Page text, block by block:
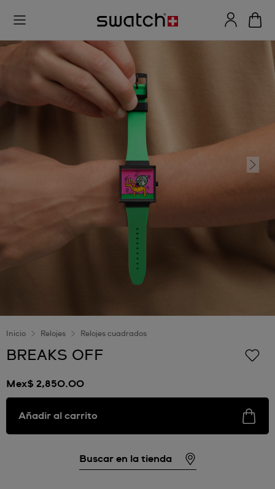
Inicio Relojes Relojes cuadrados
BREAKS OFF
Mex$ 2,850.00
Añadir al carrito
Buscar en la tienda